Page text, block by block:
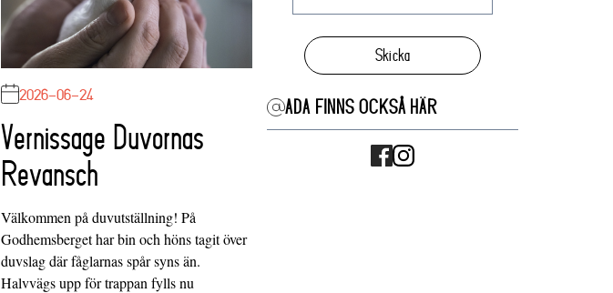
2026-06-24
Vernissage Duvornas
Revansch
Välkommen på duvutställning! På
Godhemsberget har bin och höns tagit över
duvslag där fåglarnas spår syns än.
Halvvägs upp för trappan fylls nu
Skicka
ADA FINNS OCKSÅ HÄR